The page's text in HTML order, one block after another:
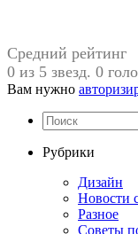
Средний рейтинг
0 из 5 звезд. 0
Вам нужно
Рубрики
Дизайн
Новости
Разное
Советы